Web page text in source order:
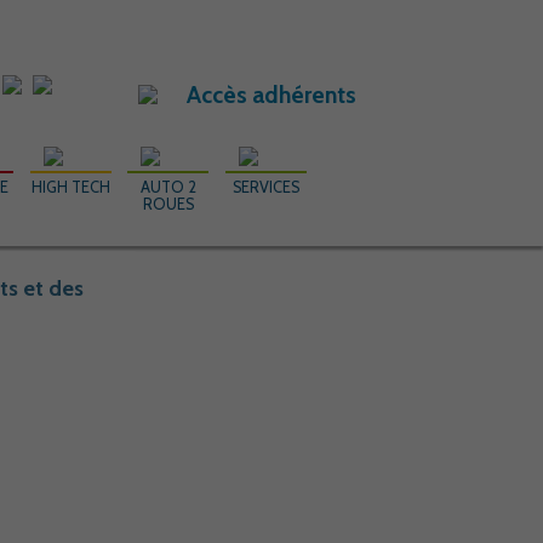
Accès adhérents
HIGH TECH
AUTO 2
ROUES
SERVICES
et des